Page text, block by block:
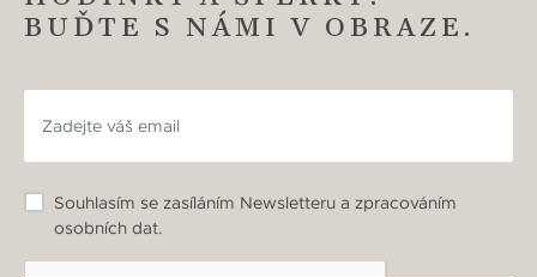
BUĎTE S NÁMI V OBRAZE.
Souhlasím se zasíláním Newsletteru a zpracováním
osobních dat.